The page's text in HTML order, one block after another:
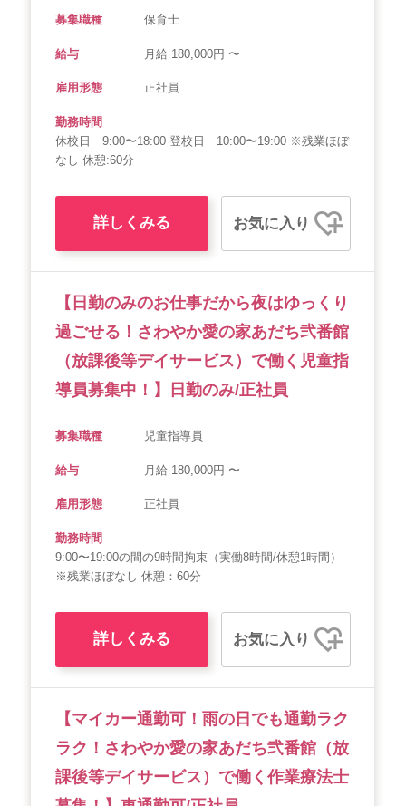
募集職種 保育士
給与 月給 180,000円 〜
雇用形態 正社員
勤務時間
休校日 9:00〜18:00 登校日 10:00〜19:00 ※残業ほぼ
なし 休憩:60分
詳しくみる お気に入り
【日勤のみのお仕事だから夜はゆっくり
過ごせる！さわやか愛の家あだち弐番館
（放課後等デイサービス）で働く児童指
導員募集中！】日勤のみ/正社員
募集職種 児童指導員
給与 月給 180,000円 〜
雇用形態 正社員
勤務時間
9:00〜19:00の間の9時間拘束（実働8時間/休憩1時間）
※残業ほぼなし 休憩：60分
詳しくみる お気に入り
【マイカー通勤可！雨の日でも通勤ラク
ラク！さわやか愛の家あだち弐番館（放
課後等デイサービス）で働く作業療法士